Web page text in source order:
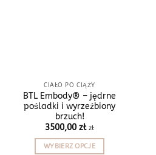
CIAŁO PO CIĄŻY
BTL Embody® – jędrne
pośladki i wyrzeźbiony
brzuch!
3500,00zł zł
WYBIERZ OPCJE